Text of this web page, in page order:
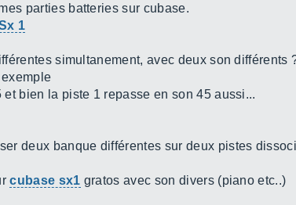
parties batteries sur cubase.
1
simultanement, avec deux son différents
bien la piste 1 repasse en son 45 aussi...
deux banque différentes sur deux pistes
cubase sx1 gratos avec son divers (piano etc..)